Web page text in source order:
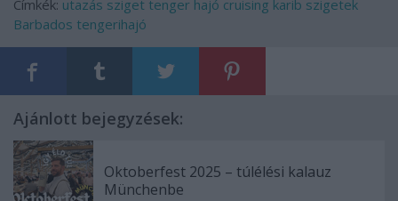
Címkék: utazás sziget tenger hajó cruising karib szigetek
Barbados tengerihajó
Ajánlott bejegyzések:
Oktoberfest 2025 – túlélési kalauz
Münchenbe